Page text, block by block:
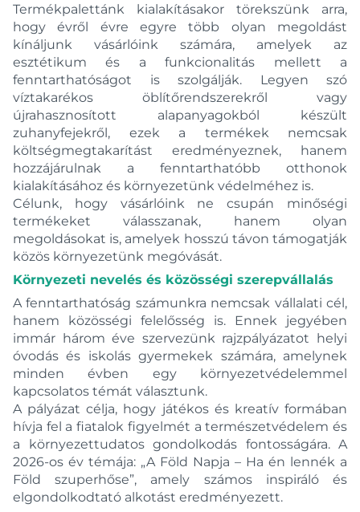
Minta
Modus E
Modus Trend E
Nobless
Nobless Edge
Nostris
NOVA
Nova Fonet
Nova Fonte
Nova Fonte Pura
Novus
Nox
Nox NX
Objekta
O-Cean
One
OZ
Piave
Pilar
Plan
Plus
Pressrige
Presstige
Termékpalettánk kialakításakor törekszünk arra,
hogy évről évre egyre több olyan megoldást
kínáljunk vásárlóink számára, amelyek az
esztétikum és a funkcionalitás mellett a
fenntarthatóságot is szolgálják. Legyen szó
víztakarékos öblítőrendszerekről vagy
újrahasznosított alapanyagokból készült
zuhanyfejekről, ezek a termékek nemcsak
költségmegtakarítást eredményeznek, hanem
hozzájárulnak a fenntarthatóbb otthonok
kialakításához és környezetünk védelméhez is.
Célunk, hogy vásárlóink ne csupán minőségi
termékeket válasszanak, hanem olyan
megoldásokat is, amelyek hosszú távon támogatják
közös környezetünk megóvását.
Környezeti nevelés és közösségi szerepvállalás
A fenntarthatóság számunkra nemcsak vállalati cél,
hanem közösségi felelősség is. Ennek jegyében
immár három éve szervezünk rajzpályázatot helyi
óvodás és iskolás gyermekek számára, amelynek
minden évben egy környezetvédelemmel
kapcsolatos témát választunk.
A pályázat célja, hogy játékos és kreatív formában
hívja fel a fiatalok figyelmét a természetvédelem és
a környezettudatos gondolkodás fontosságára. A
2026-os év témája: „A Föld Napja – Ha én lennék a
Föld szuperhőse”, amely számos inspiráló és
elgondolkodtató alkotást eredményezett.